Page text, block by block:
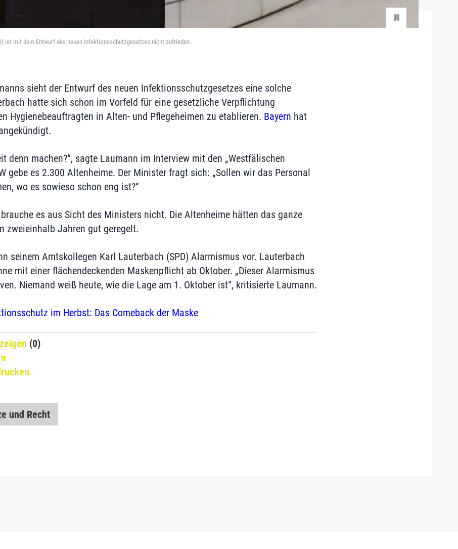
ist mit dem Entwurf des neuen Infektionsschutzgesetzes nicht zufrieden.
sieht der Entwurf des neuen Infektionsschutzgesetzes eine solche
hatte sich schon im Vorfeld für eine gesetzliche Verpflichtung
Hygienebeauftragten in Alten- und Pflegeheimen zu etablieren. Bayern hat
denn machen?“, sagte Laumann im Interview mit den „Westfälischen
gebe es 2.300 Altenheime. Der Minister fragt sich: „Sollen wir das Personal
wo es sowieso schon eng ist?“
es aus Sicht des Ministers nicht. Die Altenheime hätten das ganze
zweieinhalb Jahren gut geregelt.
seinem Amtskollegen Karl Lauterbach (SPD) Alarmismus vor. Lauterbach
mit einer flächendeckenden Maskenpflicht ab Oktober. „Dieser Alarmismus
Niemand weiß heute, wie die Lage am 1. Oktober ist“, kritisierte Laumann.
im Herbst: Das Comeback der Maske
(0)
und Recht